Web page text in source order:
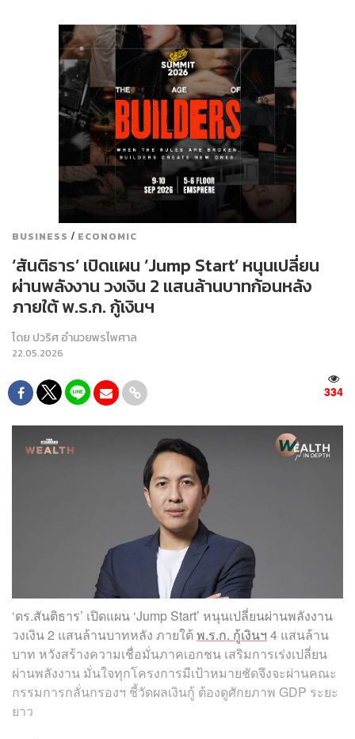
BUSINESS / ECONOMIC
‘สันติธาร’ เปิดแผน ‘Jump Start’ หนุนเปลี่ยน
ผ่านพลังงาน วงเงิน 2 แสนล้านบาทก้อนหลัง
ภายใต้ พ.ร.ก. กู้เงินฯ
โดย ปวริศ อำนวยพรไพศาล
22.05.2026
334
‘ดร.สันติธาร’ เปิดแผน ‘Jump Start’ หนุนเปลี่ยนผ่านพลังงาน
วงเงิน 2 แสนล้านบาทหลัง ภายใต้พ.ร.ก. กู้เงินฯ 4 แสนล้าน
บาท หวังสร้างความเชื่อมั่นภาคเอกชน เสริมการเร่งเปลี่ยน
ผ่านพลังงาน มั่นใจทุกโครงการมีเป้าหมายชัดจึงจะผ่านคณะ
กรรมการกลั่นกรองฯ ชี้วัดผลเงินกู้ ต้องดูศักยภาพ GDP ระยะ
ยาว